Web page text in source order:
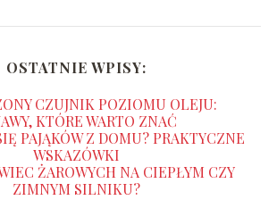
OSTATNIE WPISY:
CZUJNIK POZIOMU OLEJU:
KTÓRE WARTO ZNAĆ
PAJĄKÓW Z DOMU? PRAKTYCZNE
WSKAZÓWKI
ŻAROWYCH NA CIEPŁYM CZY
ZIMNYM SILNIKU?